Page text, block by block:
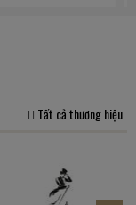
Tất cả thương hiệu